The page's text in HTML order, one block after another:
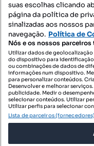
Contacte-nos
suas escolhas clicando
página da política de
sinalizadas aos nossos
navegação. Política de
Nós e os nossos
Utilizar dados de
do dispositivo para
ou combinações de dados de
informações num dispositivo.
para personalizar conteúdos.
Desenvolver e melhorar
publicidade. Medir o
selecionar conteúdos. Utilizar
Utilizar perfis para selecionar
Lista de parceiros (fornecedores)